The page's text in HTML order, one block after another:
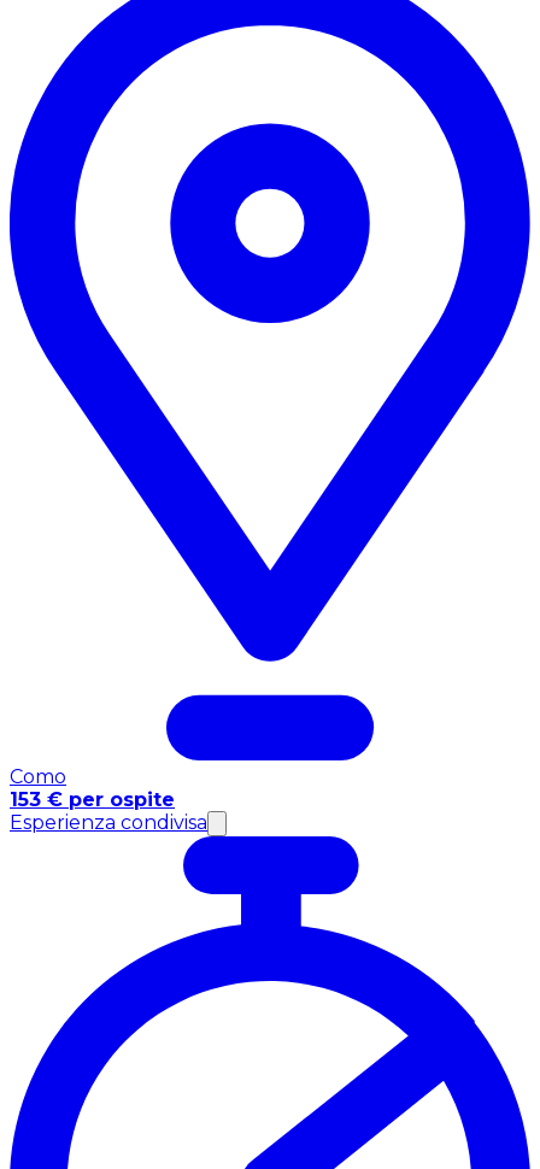
Como
153 € per ospite
Esperienza condivisa